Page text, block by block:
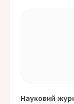
Науковий